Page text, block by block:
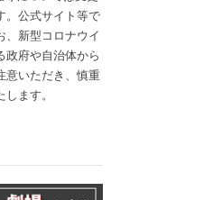
。公式サイト等で
、新型コロナウイ
政府や自治体から
意いただき、慎重
ます。